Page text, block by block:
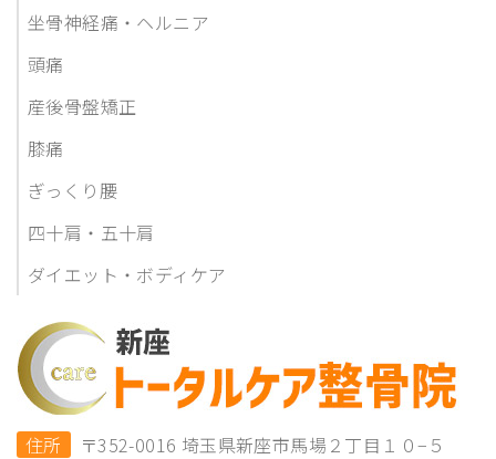
坐骨神経痛・ヘルニア
頭痛
産後骨盤矯正
膝痛
ぎっくり腰
四十肩・五十肩
ダイエット・ボディケア
住所 〒352-0016 埼玉県新座市馬場２丁目１０−５